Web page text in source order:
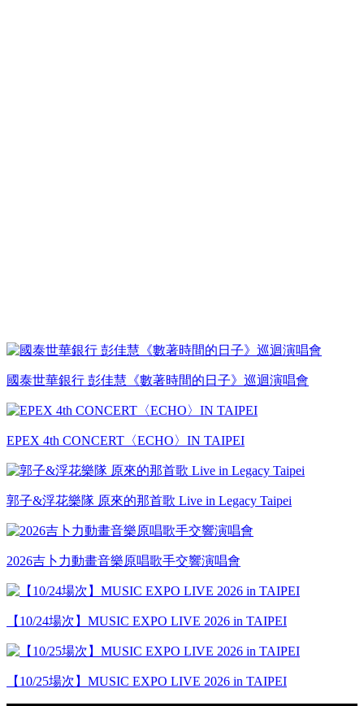
國泰世華銀行 彭佳慧《數著時間的日子》巡迴演唱會
EPEX 4th CONCERT〈ECHO〉IN TAIPEI
郭子&浮花樂隊 原來的那首歌 Live in Legacy Taipei
2026吉卜力動畫音樂原唱歌手交響演唱會